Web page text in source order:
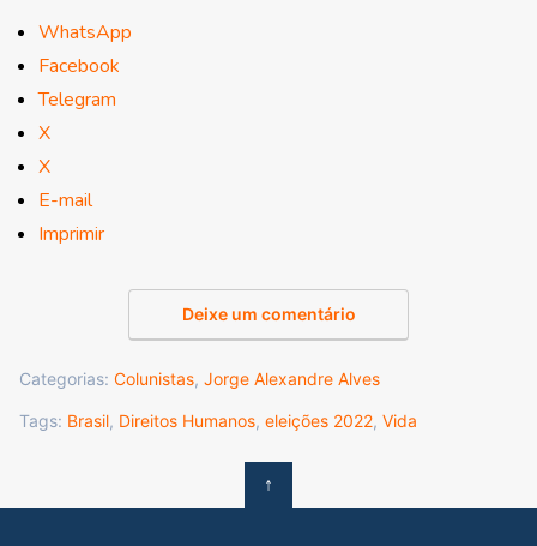
WhatsApp
Facebook
Telegram
X
X
E-mail
Imprimir
Deixe um comentário
Categorias: Colunistas, Jorge Alexandre Alves
Tags: Brasil, Direitos Humanos, eleições 2022, Vida
↑